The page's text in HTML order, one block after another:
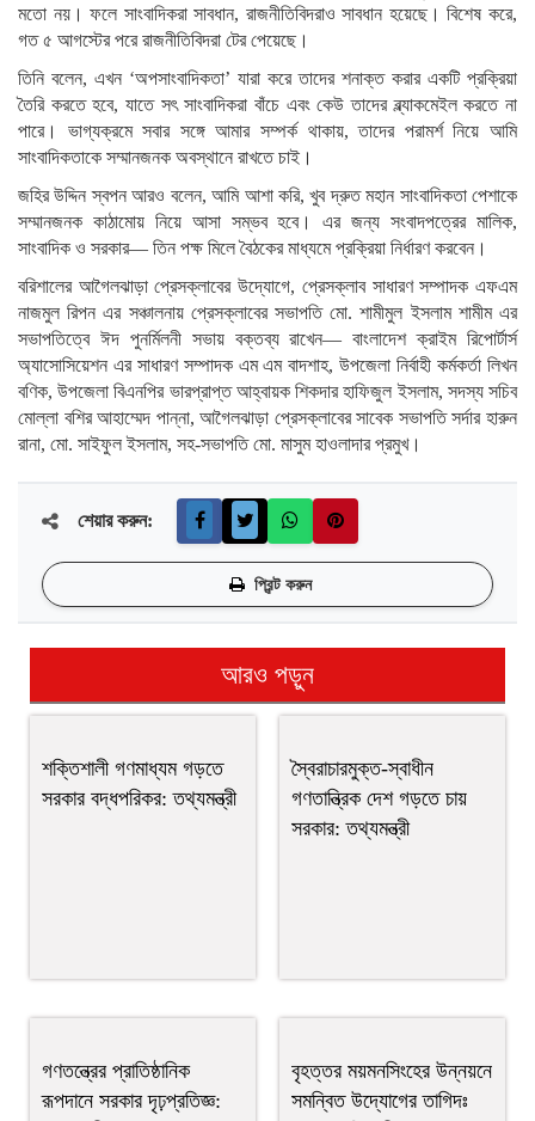
মতো নয়। ফলে সাংবাদিকরা সাবধান, রাজনীতিবিদরাও সাবধান হয়েছে। বিশেষ করে,
গত ৫ আগস্টের পরে রাজনীতিবিদরা টের পেয়েছে।
তিনি বলেন, এখন ‘অপসাংবাদিকতা’ যারা করে তাদের শনাক্ত করার একটি প্রক্রিয়া
তৈরি করতে হবে, যাতে সৎ সাংবাদিকরা বাঁচে এবং কেউ তাদের ব্ল্যাকমেইল করতে না
পারে। ভাগ্যক্রমে সবার সঙ্গে আমার সম্পর্ক থাকায়, তাদের পরামর্শ নিয়ে আমি
সাংবাদিকতাকে সম্মানজনক অবস্থানে রাখতে চাই।
জহির উদ্দিন স্বপন আরও বলেন, আমি আশা করি, খুব দ্রুত মহান সাংবাদিকতা পেশাকে
সম্মানজনক কাঠামোয় নিয়ে আসা সম্ভব হবে। এর জন্য সংবাদপত্রের মালিক,
সাংবাদিক ও সরকার— তিন পক্ষ মিলে বৈঠকের মাধ্যমে প্রক্রিয়া নির্ধারণ করবেন।
বরিশালের আগৈলঝাড়া প্রেসক্লাবের উদ্যোগে, প্রেসক্লাব সাধারণ সম্পাদক এফএম
নাজমুল রিপন এর সঞ্চালনায় প্রেসক্লাবের সভাপতি মো. শামীমুল ইসলাম শামীম এর
সভাপতিত্বে ঈদ পুনর্মিলনী সভায় বক্তব্য রাখেন— বাংলাদেশ ক্রাইম রিপোর্টার্স
অ্যাসোসিয়েশন এর সাধারণ সম্পাদক এম এম বাদশাহ, উপজেলা নির্বাহী কর্মকর্তা লিখন
বণিক, উপজেলা বিএনপির ভারপ্রাপ্ত আহ্বায়ক শিকদার হাফিজুল ইসলাম, সদস্য সচিব
মোল্লা বশির আহাম্মেদ পান্না, আগৈলঝাড়া প্রেসক্লাবের সাবেক সভাপতি সর্দার হারুন
রানা, মো. সাইফুল ইসলাম, সহ-সভাপতি মো. মাসুম হাওলাদার প্রমুখ।
শেয়ার করুন:
প্রিন্ট করুন
আরও পড়ুন
শক্তিশালী গণমাধ্যম গড়তে
সরকার বদ্ধপরিকর: তথ্যমন্ত্রী
স্বৈরাচারমুক্ত-স্বাধীন
গণতান্ত্রিক দেশ গড়তে চায়
সরকার: তথ্যমন্ত্রী
গণতন্ত্রের প্রাতিষ্ঠানিক
রূপদানে সরকার দৃঢ়প্রতিজ্ঞ:
বৃহত্তর ময়মনসিংহের উন্নয়নে
সমন্বিত উদ্যোগের তাগিদঃ